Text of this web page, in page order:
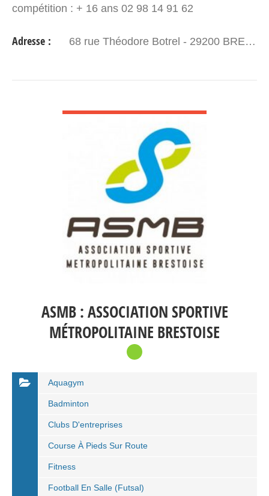
compétition : + 16 ans 02 98 14 91 62
Danse : +18ans Danse…
Adresse : 68 rue Théodore Botrel - 29200 BREST
ASMB : ASSOCIATION SPORTIVE
MÉTROPOLITAINE BRESTOISE
Aquagym
Badminton
Clubs D'entreprises
Course À Pieds Sur Route
Fitness
Football En Salle (Futsal)